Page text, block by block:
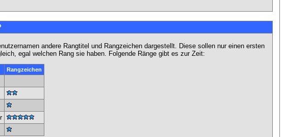
andere Rangtitel und Rangzeichen dargestellt. Diese sollen nur einen ersten
egal welchen Rang sie haben. Folgende Ränge gibt es zur Zeit:
Rangzeichen